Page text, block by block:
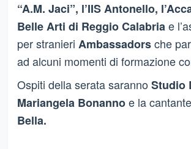
“A.M. Jaci”, l’IIS Antonello,
Belle Arti di Reggio Calabria e
per stranieri Ambassadorsche
ad alcuni momenti di formazione
Ospiti della serata sarannoStudio
Mariangela Bonannoe la cantante
Bella.